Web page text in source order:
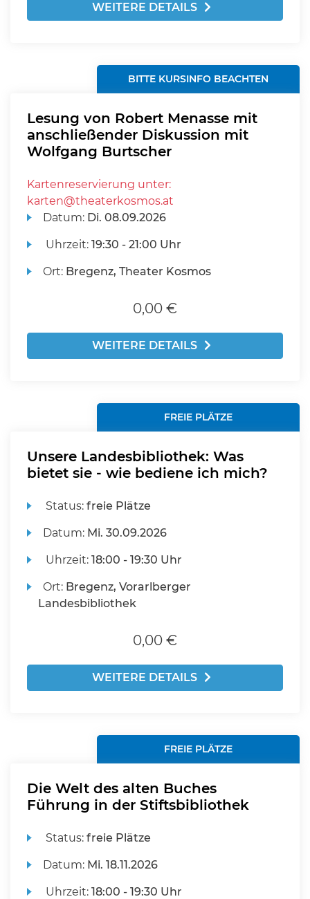
WEITERE DETAILS
BITTE KURSINFO BEACHTEN
Lesung von Robert Menasse mit
anschließender Diskussion mit
Wolfgang Burtscher
Kartenreservierung unter:
karten@theaterkosmos.at
Datum: Di. 08.09.2026
Uhrzeit:19:30 - 21:00 Uhr
Ort: Bregenz, Theater Kosmos
0,00 €
WEITERE DETAILS
FREIE PLÄTZE
Unsere Landesbibliothek: Was
bietet sie - wie bediene ich mich?
Status:freie Plätze
Datum: Mi. 30.09.2026
Uhrzeit:18:00 - 19:30 Uhr
Ort: Bregenz, Vorarlberger
Landesbibliothek
0,00 €
WEITERE DETAILS
FREIE PLÄTZE
Die Welt des alten Buches
Führung in der Stiftsbibliothek
Status:freie Plätze
Datum: Mi. 18.11.2026
Uhrzeit:18:00 - 19:30 Uhr